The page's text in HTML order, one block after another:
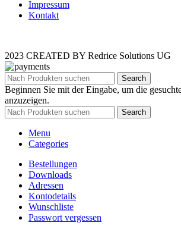
Impressum
Kontakt
2023 CREATED BY Redrice Solutions UG
Search
Beginnen Sie mit der Eingabe, um die
anzuzeigen.
Search
Menu
Categories
Bestellungen
Downloads
Adressen
Kontodetails
Wunschliste
Passwort vergessen